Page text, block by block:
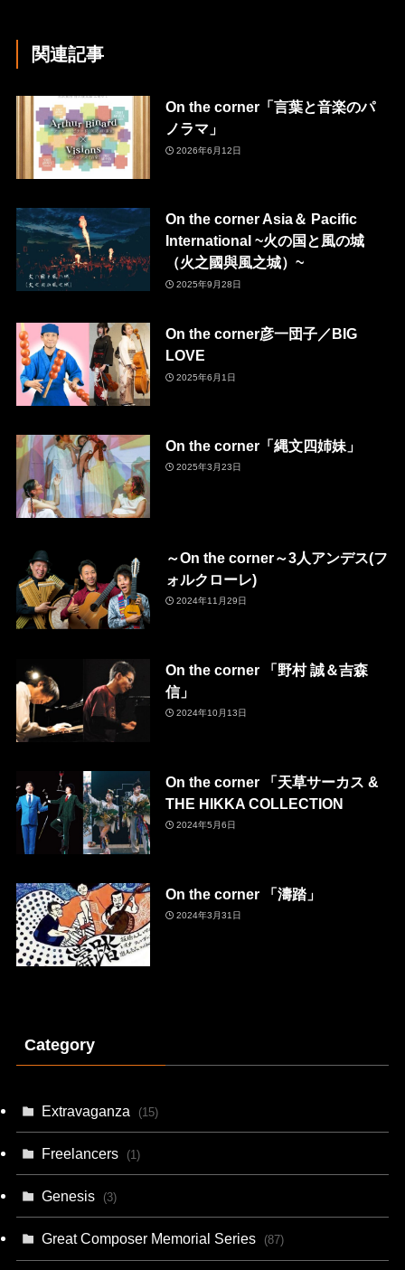
関連記事
On the corner「言葉と音楽のパ
ノラマ」
2026年6月12日
On the corner Asia＆ Pacific
International ~火の国と風の城
（火之國與風之城）~
2025年9月28日
On the corner彦一団子／BIG
LOVE
2025年6月1日
On the corner「縄文四姉妹」
2025年3月23日
～On the corner～3人アンデス(フ
ォルクローレ)
2024年11月29日
On the corner 「野村 誠＆吉森
信」
2024年10月13日
On the corner 「天草サーカス &
THE HIKKA COLLECTION
2024年5月6日
On the corner 「濤踏」
2024年3月31日
Category
Extravaganza (15)
Freelancers (1)
Genesis (3)
Great Composer Memorial Series (87)